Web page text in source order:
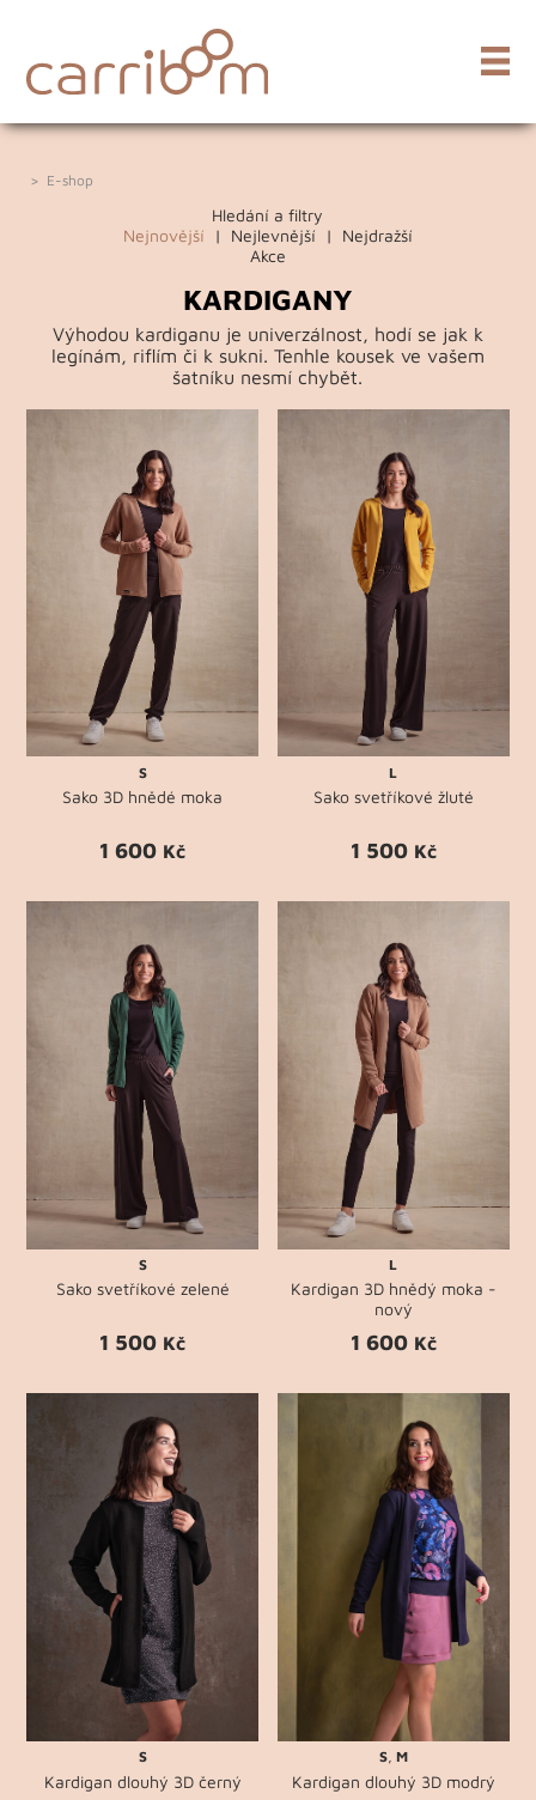
> E-shop
Hledání a filtry
Nejnovější | Nejlevnější | Nejdražší
Akce
KARDIGANY
Výhodou kardiganu je univerzálnost, hodí se jak k
legínám, riflím či k sukni. Tenhle kousek ve vašem
šatníku nesmí chybět.
S
Sako 3D hnědé moka
1 600 Kč
L
Sako svetříkové žluté
1 500 Kč
S
Sako svetříkové zelené
1 500 Kč
L
Kardigan 3D hnědý moka -
nový
1 600 Kč
S
Kardigan dlouhý 3D černý
S, M
Kardigan dlouhý 3D modrý